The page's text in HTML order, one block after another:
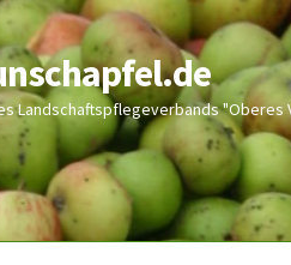
Landschaftspflegeverbands "Oberes